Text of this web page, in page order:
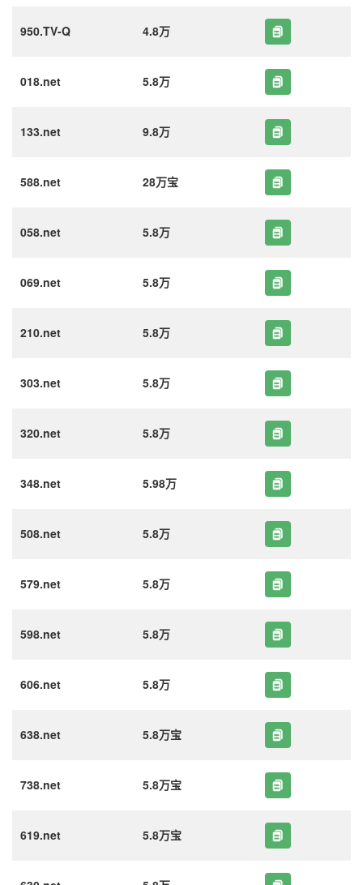
950.TV-Q 4.8万
018.net 5.8万
133.net 9.8万
588.net 28万宝
058.net 5.8万
069.net 5.8万
210.net 5.8万
303.net 5.8万
320.net 5.8万
348.net 5.98万
508.net 5.8万
579.net 5.8万
598.net 5.8万
606.net 5.8万
638.net 5.8万宝
738.net 5.8万宝
619.net 5.8万宝